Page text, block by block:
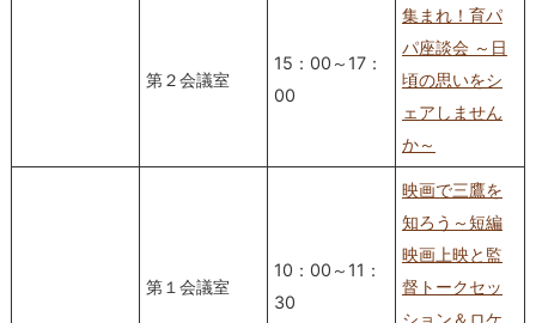
第２会議室
15：00～17：
00
集まれ！育パ
パ座談会 ～日
頃の思いをシ
ェアしません
か～
第１会議室
10：00～11：
30
映画で三鷹を
知ろう～短編
映画上映と監
督トークセッ
ション＆ロケ